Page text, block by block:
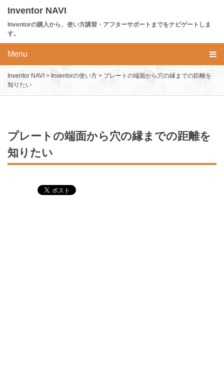
content
Inventor NAVI
Inventorの購入から、使い方講習・アフターサポートまでをナビゲートしま
す。
Menu
Inventor NAVI > Inventorの使い方 > プレートの端面から穴の縁までの距離を
知りたい
プレートの端面から穴の縁までの距離を
知りたい